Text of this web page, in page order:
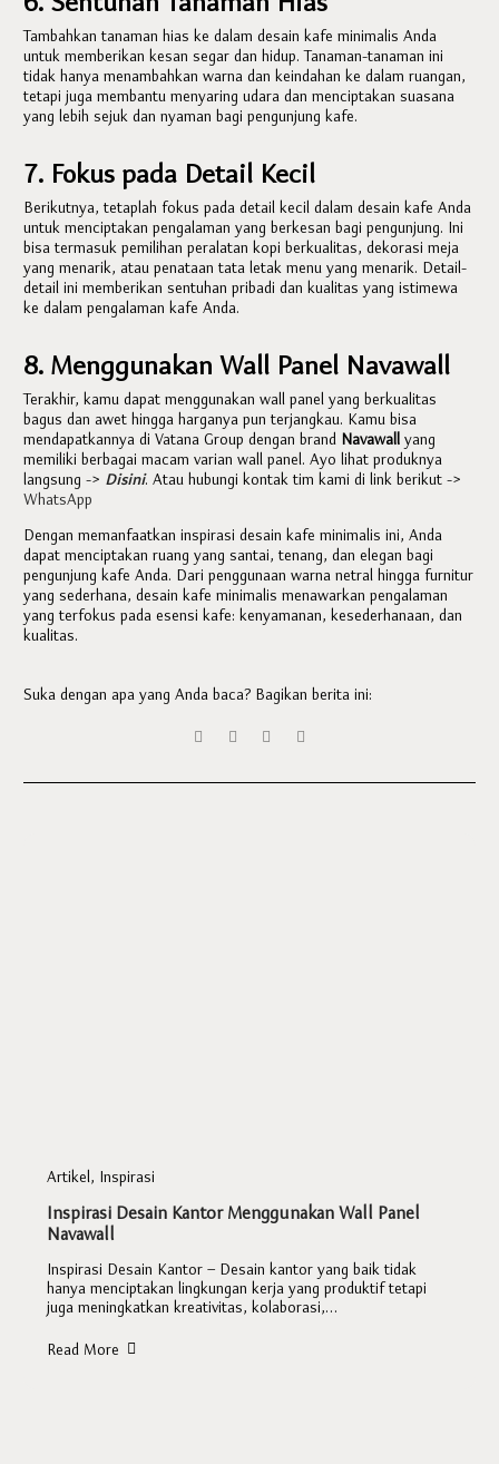
Tambahkan tanaman hias ke dalam desain kafe minimalis Anda
untuk memberikan kesan segar dan hidup. Tanaman-tanaman ini
tidak hanya menambahkan warna dan keindahan ke dalam ruangan,
tetapi juga membantu menyaring udara dan menciptakan suasana
yang lebih sejuk dan nyaman bagi pengunjung kafe.
7. Fokus pada Detail Kecil
Berikutnya, tetaplah fokus pada detail kecil dalam desain kafe Anda
untuk menciptakan pengalaman yang berkesan bagi pengunjung. Ini
bisa termasuk pemilihan peralatan kopi berkualitas, dekorasi meja
yang menarik, atau penataan tata letak menu yang menarik. Detail-
detail ini memberikan sentuhan pribadi dan kualitas yang istimewa
ke dalam pengalaman kafe Anda.
8. Menggunakan Wall Panel Navawall
Terakhir, kamu dapat menggunakan wall panel yang berkualitas
bagus dan awet hingga harganya pun terjangkau. Kamu bisa
mendapatkannya di Vatana Group dengan brand Navawall yang
memiliki berbagai macam varian wall panel. Ayo lihat produknya
langsung -> Disini. Atau hubungi kontak tim kami di link berikut ->
WhatsApp
Dengan memanfaatkan inspirasi desain kafe minimalis ini, Anda
dapat menciptakan ruang yang santai, tenang, dan elegan bagi
pengunjung kafe Anda. Dari penggunaan warna netral hingga furnitur
yang sederhana, desain kafe minimalis menawarkan pengalaman
yang terfokus pada esensi kafe: kenyamanan, kesederhanaan, dan
kualitas.
Suka dengan apa yang Anda baca? Bagikan berita ini:
Artikel, Inspirasi
Inspirasi Desain Kantor Menggunakan Wall Panel
Navawall
Inspirasi Desain Kantor – Desain kantor yang baik tidak
hanya menciptakan lingkungan kerja yang produktif tetapi
juga meningkatkan kreativitas, kolaborasi,…
Read More